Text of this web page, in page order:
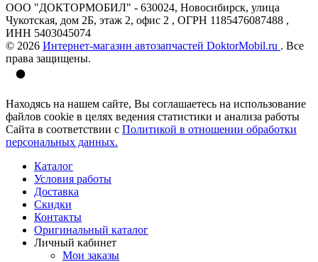
ООО "ДОКТОРМОБИЛ" - 630024, Новосибирск, улица
Чукотская, дом 2Б, этаж 2, офис 2 , ОГРН 1185476087488 ,
ИНН 5403045074
© 2026 Интернет-магазин автозапчастей DoktorMobil.ru . Все
права защищены.
Находясь на нашем сайте, Вы соглашаетесь на использование
файлов cookie в целях ведения статистики и анализа работы
Сайта в соответствии с Политикой в отношении обработки
персональных данных.
Каталог
Условия работы
Доставка
Скидки
Контакты
Оригинальный каталог
Личный кабинет
Мои заказы